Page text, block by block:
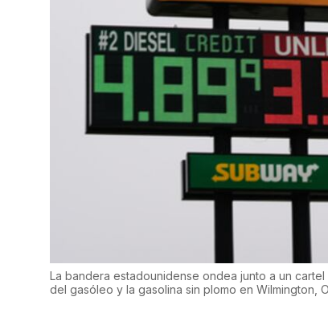
La bandera estadounidense ondea junto a un
del gasóleo y la gasolina sin plomo en Wilmington,